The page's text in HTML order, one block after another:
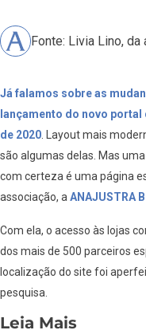
Fonte: Livia Lino,
Já falamos sobre as
lançamento do novo portal
de 2020. Layout mais
são algumas delas. Mas
com certeza é uma página
associação, aANAJUSTRA
Com ela, o acesso às lojas
dos mais de 500 parceiros
localização do site foi
pesquisa.
Leia Mais